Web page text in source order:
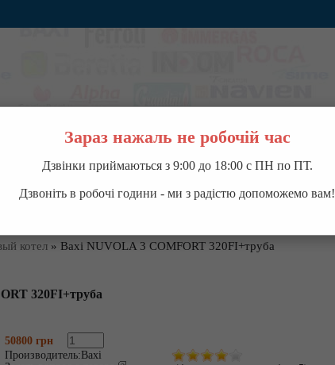
котел » Baxi NUVOLA 3 COMFORT 320FI+труба
320FI+труба
50800 грн
Производитель:Baxi
Зараз нажаль не робочій час
Дзвінки приймаються з 9:00 до 18:00 с ПН по ПТ.
Дзвоніть в робочі години - ми з радістю допоможемо вам!